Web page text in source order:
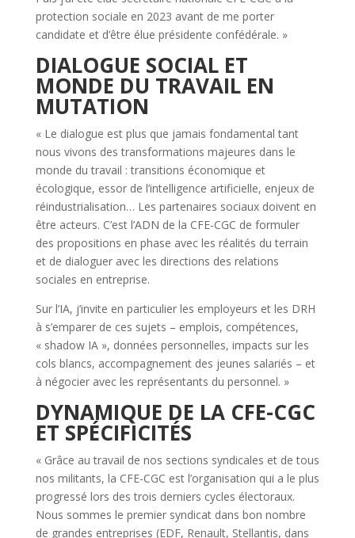
protection sociale en 2023 avant de me porter
candidate et d’être élue présidente confédérale. »
DIALOGUE SOCIAL ET
MONDE DU TRAVAIL EN
MUTATION
« Le dialogue est plus que jamais fondamental tant
nous vivons des transformations majeures dans le
monde du travail : transitions économique et
écologique, essor de l’intelligence artificielle, enjeux de
réindustrialisation… Les partenaires sociaux doivent en
être acteurs. C’est l’ADN de la CFE-CGC de formuler
des propositions en phase avec les réalités du terrain
et de dialoguer avec les directions des relations
sociales en entreprise.
Sur l’IA, j’invite en particulier les employeurs et les DRH
à s’emparer de ces sujets – emplois, compétences,
« shadow IA », données personnelles, impacts sur les
cols blancs, accompagnement des jeunes salariés – et
à négocier avec les représentants du personnel. »
DYNAMIQUE DE LA CFE-CGC
ET SPÉCIFICITÉS
« Grâce au travail de nos sections syndicales et de tous
nos militants, la CFE-CGC est l’organisation qui a le plus
progressé lors des trois derniers cycles électoraux.
Nous sommes le premier syndicat dans bon nombre
de grandes entreprises (EDF, Renault, Stellantis, dans